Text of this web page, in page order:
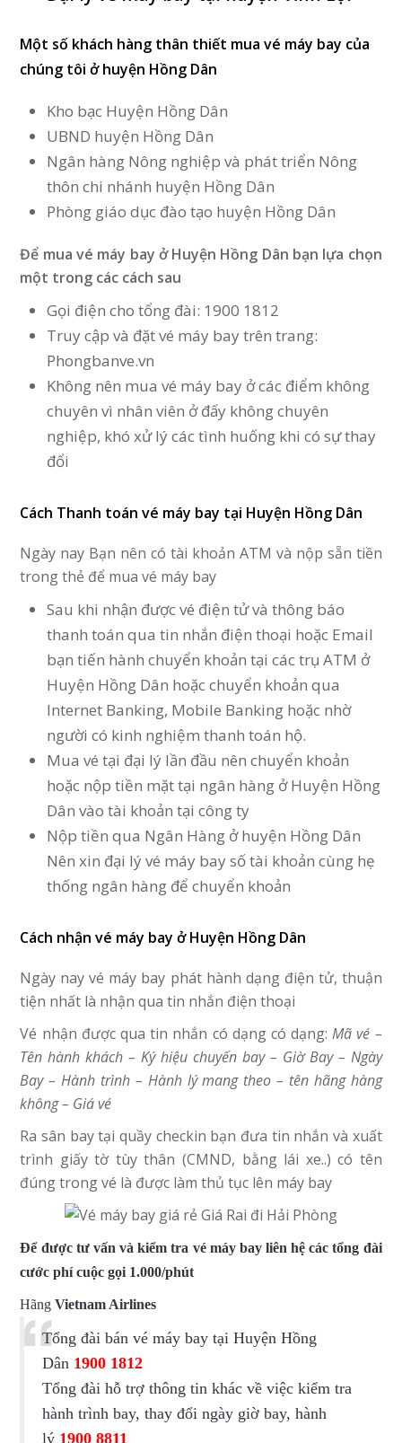
Một số khách hàng thân thiết mua vé máy bay của
chúng tôi ở huyện Hồng Dân
Kho bạc Huyện Hồng Dân
UBND huyện Hồng Dân
Ngân hàng Nông nghiệp và phát triển Nông
thôn chi nhánh huyện Hồng Dân
Phòng giáo dục đào tạo huyện Hồng Dân
Để mua vé máy bay ở Huyện Hồng Dân bạn lựa chọn
một trong các cách sau
Gọi điện cho tổng đài: 1900 1812
Truy cập và đặt vé máy bay trên trang:
Phongbanve.vn
Không nên mua vé máy bay ở các điểm không
chuyên vì nhân viên ở đấy không chuyên
nghiệp, khó xử lý các tình huống khi có sự thay
đổi
Cách Thanh toán vé máy bay tại Huyện Hồng Dân
Ngày nay Bạn nên có tài khoản ATM và nộp sẵn tiền
trong thẻ để mua vé máy bay
Sau khi nhận được vé điện tử và thông báo
thanh toán qua tin nhắn điện thoại hoặc Email
bạn tiến hành chuyển khoản tại các trụ ATM ở
Huyện Hồng Dân hoặc chuyển khoản qua
Internet Banking, Mobile Banking hoặc nhờ
người có kinh nghiệm thanh toán hộ.
Mua vé tại đại lý lần đầu nên chuyển khoản
hoặc nộp tiền mặt tại ngân hàng ở Huyện Hồng
Dân vào tài khoản tại công ty
Nộp tiền qua Ngân Hàng ở huyện Hồng Dân
Nên xin đại lý vé máy bay số tài khoản cùng hẹ
thống ngân hàng để chuyển khoản
Cách nhận vé máy bay ở Huyện Hồng Dân
Ngày nay vé máy bay phát hành dạng điện tử, thuận
tiện nhất là nhận qua tin nhắn điện thoại
Vé nhận được qua tin nhắn có dạng có dạng:Mã vé –
Tên hành khách – Ký hiệu chuyến bay – Giờ Bay – Ngày
Bay – Hành trình – Hành lý mang theo – tên hãng hàng
không – Giá vé
Ra sân bay tại quầy checkin bạn đưa tin nhắn và xuất
trình giấy tờ tùy thân (CMND, bằng lái xe..) có tên
đúng trong vé là được làm thủ tục lên máy bay
Để được tư vấn và kiểm tra vé máy bay liên hệ các tổng đài
cước phí cuộc gọi 1.000/phút
HãngVietnam Airlines
Tổng đài bán vé máy bay tại Huyện Hồng
Dân 1900 1812
Tổng đài hỗ trợ thông tin khác về việc kiểm tra
hành trình bay, thay đổi ngày giờ bay, hành
lý 1900 8811